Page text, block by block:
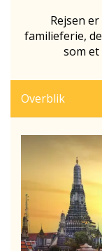
Rejsen
familieferie,
som
Overblik